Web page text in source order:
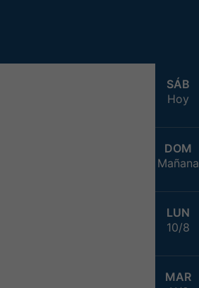
SÁB
Hoy
DOM
Mañana
LUN
10/8
MAR